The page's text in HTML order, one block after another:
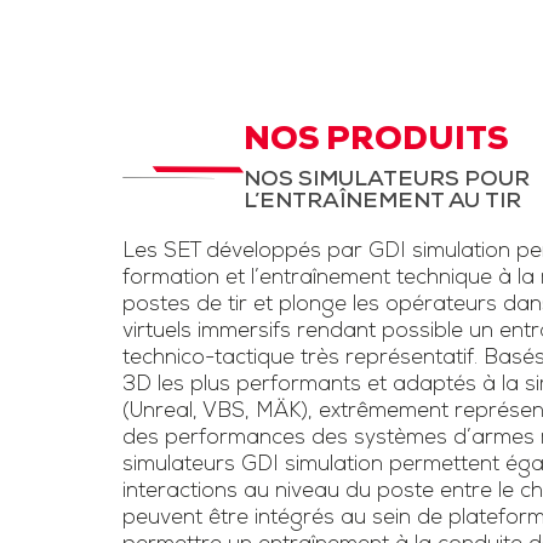
à la menace drone et
la lutte anti-drone.
Inclut un kit pour drone
brouilleur une voie
une simulation
l’usage de
voie »
NOS PRODUITS
NOS SIMULATEURS POUR
L’ENTRAÎNEMENT AU TIR
Les SET développés par GDI simulation
formation et l’entraînement technique à la
postes de tir et plonge les opérateurs
virtuels immersifs rendant possible un
technico-tactique très représentatif.
3D les plus performants et adaptés à la
(Unreal, VBS, MÄK), extrêmement
des performances des systèmes d’armes
simulateurs GDI simulation permettent
interactions au niveau du poste entre le
peuvent être intégrés au sein de